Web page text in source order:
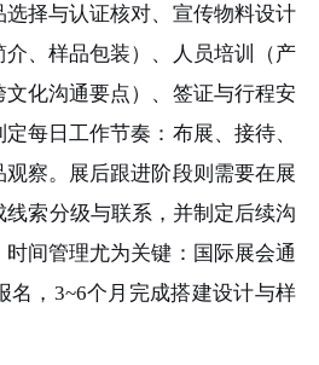
择与认证核对、宣传物料设计
介、样品包装）、人员培训（产
化沟通要点）、签证与行程安
每日工作节奏：布展、接待、
察。展后跟进阶段则需要在展
索分级与联系，并制定后续沟
间管理尤为关键：国际展会通
名，3~6个月完成搭建设计与样